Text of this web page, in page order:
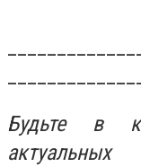
Будьте в